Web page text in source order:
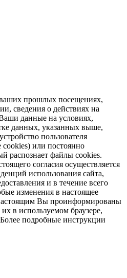
прошлых посещениях,
сведения о действиях на
данные на условиях,
данных, указанных выше,
пользователя
cookies) или постоянно
распознает файлы cookies.
согласия осуществляется
использования сайта,
и в течение всего
изменения в настоящее
настоящим Вы проинформированы
в используемом браузере,
подробные инструкции